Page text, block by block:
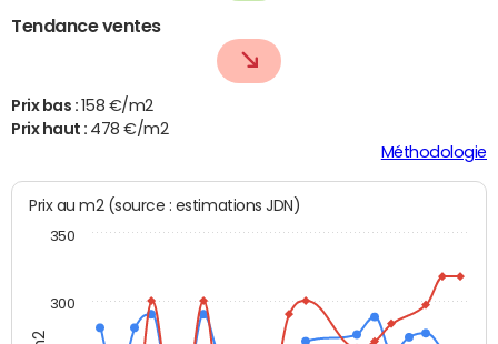
Tendance ventes
Prix bas : 158 €/m2
Prix haut : 478 €/m2
Méthodologie
Prix au m2 (source : estimations JDN)
300
350